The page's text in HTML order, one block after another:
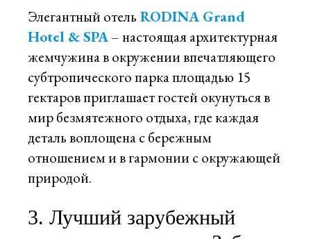
Элегантный отель RODINA Grand
Hotel & SPA– настоящая архитектурная
жемчужина в окружении впечатляющего
субтропического парка площадью 15
гектаров приглашает гостей окунуться в
мир безмятежного отдыха, где каждая
деталь воплощена с бережным
отношением и в гармонии с окружающей
природой.
3. Лучший зарубежный